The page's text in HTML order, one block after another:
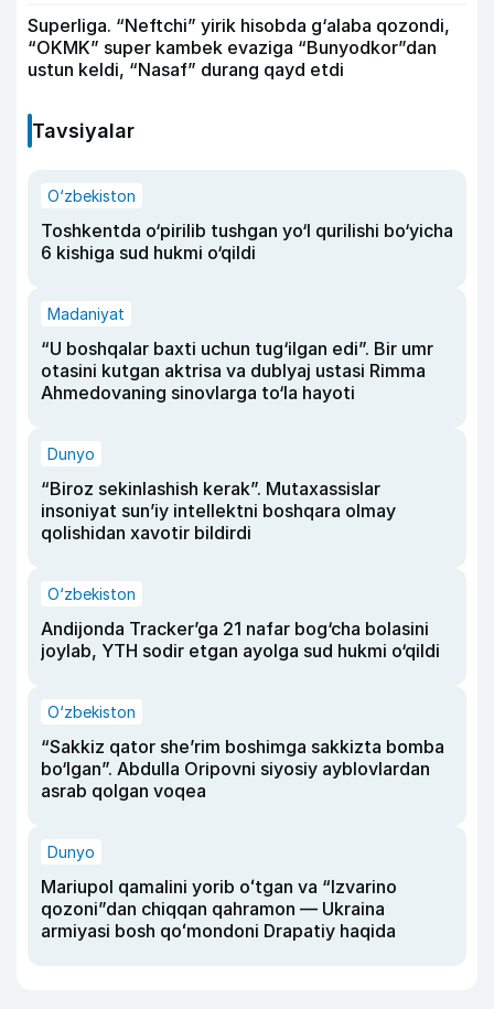
Superliga. “Neftchi” yirik hisobda g‘alaba qozondi,
“OKMK” super kambek evaziga “Bunyodkor”dan
ustun keldi, “Nasaf” durang qayd etdi
Tavsiyalar
O‘zbekiston
Toshkentda o‘pirilib tushgan yo‘l qurilishi bo‘yicha
6 kishiga sud hukmi o‘qildi
Madaniyat
“U boshqalar baxti uchun tug‘ilgan edi”. Bir umr
otasini kutgan aktrisa va dublyaj ustasi Rimma
Ahmedovaning sinovlarga to‘la hayoti
Dunyo
“Biroz sekinlashish kerak”. Mutaxassislar
insoniyat sun’iy intellektni boshqara olmay
qolishidan xavotir bildirdi
O‘zbekiston
Andijonda Tracker’ga 21 nafar bog‘cha bolasini
joylab, YTH sodir etgan ayolga sud hukmi o‘qildi
O‘zbekiston
“Sakkiz qator she’rim boshimga sakkizta bomba
bo‘lgan”. Abdulla Oripovni siyosiy ayblovlardan
asrab qolgan voqea
Dunyo
Mariupol qamalini yorib oʻtgan va “Izvarino
qozoni”dan chiqqan qahramon — Ukraina
armiyasi bosh qoʻmondoni Drapatiy haqida